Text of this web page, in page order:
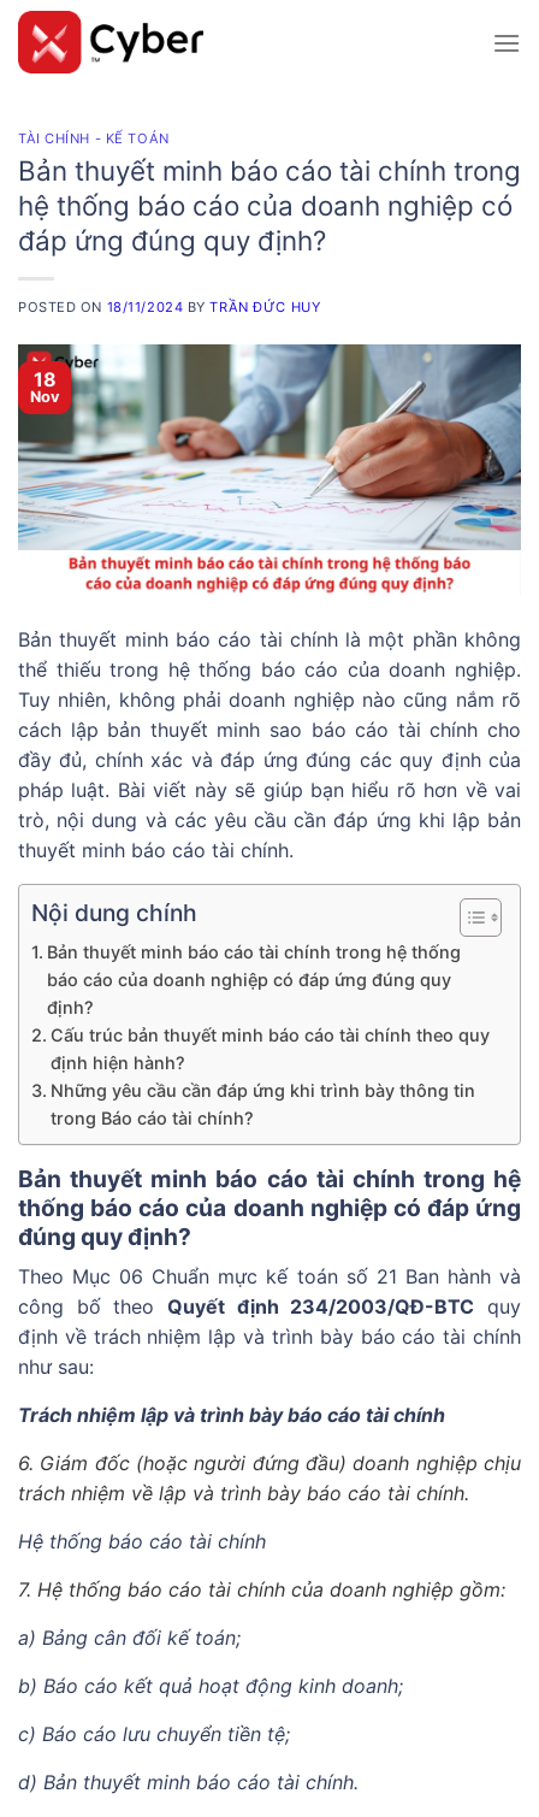
Skip
content
TÀI CHÍNH - KẾ TOÁN
Bản thuyết minh báo cáo tài chính trong
hệ thống báo cáo của doanh nghiệp có
đáp ứng đúng quy định?
POSTED ON 18/11/2024 BYTRẦN ĐỨC HUY
18
Nov
Bản thuyết minh báo cáo tài chính là một phần không
thể thiếu trong hệ thống báo cáo của doanh nghiệp.
Tuy nhiên, không phải doanh nghiệp nào cũng nắm rõ
cách lập bản thuyết minh sao báo cáo tài chính cho
đầy đủ, chính xác và đáp ứng đúng các quy định của
pháp luật. Bài viết này sẽ giúp bạn hiểu rõ hơn về vai
trò, nội dung và các yêu cầu cần đáp ứng khi lập bản
thuyết minh báo cáo tài chính.
Nội dung chính
Bản thuyết minh báo cáo tài chính trong hệ thống
báo cáo của doanh nghiệp có đáp ứng đúng quy
định?
Cấu trúc bản thuyết minh báo cáo tài chính theo quy
định hiện hành?
Những yêu cầu cần đáp ứng khi trình bày thông tin
trong Báo cáo tài chính?
Bản thuyết minh báo cáo tài chính trong hệ
thống báo cáo của doanh nghiệp có đáp ứng
đúng quy định?
Theo Mục 06 Chuẩn mực kế toán số 21 Ban hành và
công bố theo Quyết định 234/2003/QĐ-BTC quy
định về trách nhiệm lập và trình bày báo cáo tài chính
như sau:
Trách nhiệm lập và trình bày báo cáo tài chính
6. Giám đốc (hoặc người đứng đầu) doanh nghiệp chịu
trách nhiệm về lập và trình bày báo cáo tài chính.
Hệ thống báo cáo tài chính
7. Hệ thống báo cáo tài chính của doanh nghiệp gồm:
a) Bảng cân đối kế toán;
b) Báo cáo kết quả hoạt động kinh doanh;
c) Báo cáo lưu chuyển tiền tệ;
d) Bản thuyết minh báo cáo tài chính.